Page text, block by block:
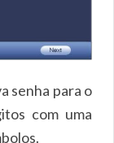
senha para o
com uma